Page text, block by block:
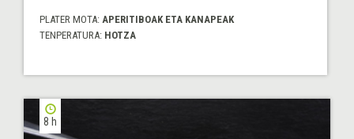
PLATER MOTA: APERITIBOAK ETA KANAPEAK
TENPERATURA: HOTZA
8 h